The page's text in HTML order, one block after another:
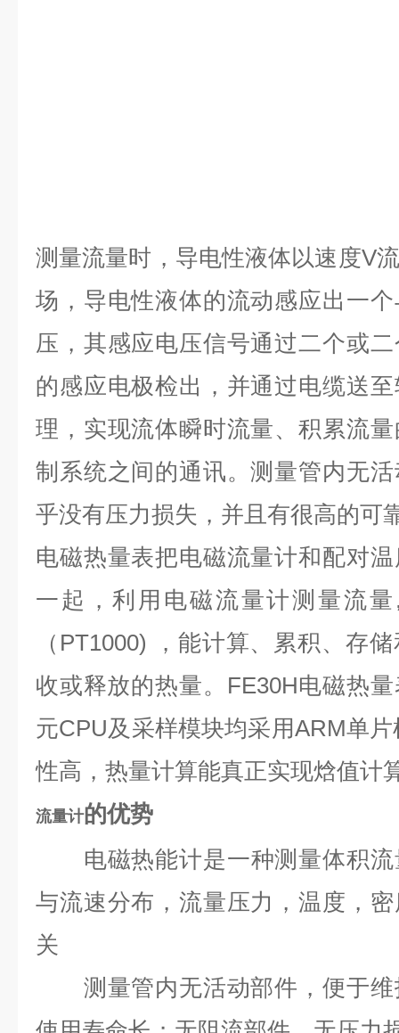
测量流量时，导电性液体以速度V
场，导电性液体的流动感应出一
压，其感应电压信号通过二个或
的感应电极检出，并通过电缆送
理，实现流体瞬时流量、积累流
制系统之间的通讯。测量管内无
乎没有压力损失，并且有很高的可
电磁热量表把电磁流量计和配对
一起，利用电磁流量计测量流
（PT1000) ，能计算、累积、存
收或释放的热量。FE30H电磁热
元CPU及采样模块均采用ARM单
性高，热量计算能真正实现焓值计
流量计的优势
电磁热能计是一种测量体积
与流速分布，流量压力，温度，
关
测量管内无活动部件，便于维